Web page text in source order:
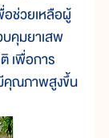
อช่วยเหลือผู้
คุมยาเสพ
เพื่อการ
คุณภาพสูงขึ้น